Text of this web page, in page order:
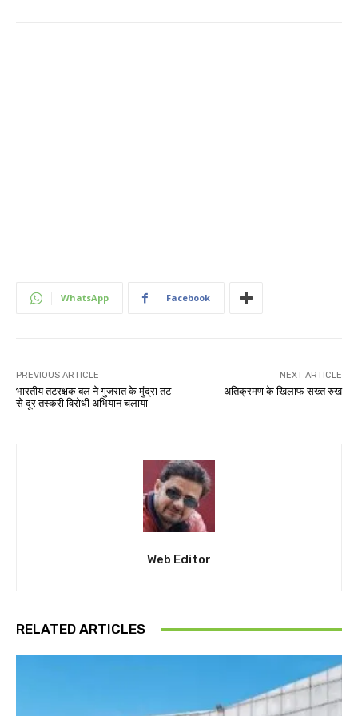
WhatsApp Facebook
PREVIOUS ARTICLE
भारतीय तटरक्षक बल ने गुजरात के मुंद्रा तट
से दूर तस्करी विरोधी अभियान चलाया
NEXT ARTICLE
अतिक्रमण के खिलाफ सख्त रुख
Web Editor
RELATED ARTICLES